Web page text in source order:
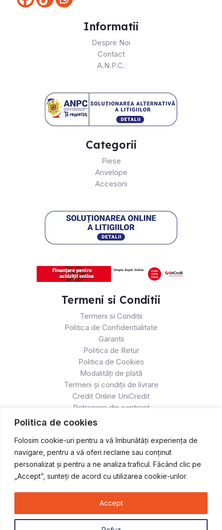
Politica de cookies
Folosim cookie-uri pentru a vă îmbunătăți experiența de
navigare, pentru a vă oferi reclame sau conținut
personalizat și pentru a ne analiza traficul. Făcând clic pe
„Accept”, sunteți de acord cu utilizarea cookie-urilor.
Accept
Informatii
Despre Noi
Contact
A.N.P.C.
Categorii
Piese
Anvelope
Accesorii
Termeni si Conditii
Termeni si Conditii
Politica de Confidentialitate
Garantii
Politica de Retur
Politica de Cookies
Modalități de plată
Termeni și condiții de livrare
Credit Online UniCredit
Retragere din contract
Copyright © 2026 Atv & Moto - Race